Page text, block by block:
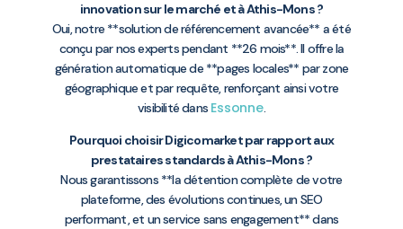
innovation sur le marché et à Athis-Mons ?
Oui, notre **solution de référencement avancée** a été
conçu par nos experts pendant **26 mois**. Il offre la
génération automatique de **pages locales** par zone
géographique et par requête, renforçant ainsi votre
visibilité dans Essonne.
Pourquoi choisir Digicomarket par rapport aux
prestataires standards à Athis-Mons ?
Nous garantissons **la détention complète de votre
plateforme, des évolutions continues, un SEO
performant, et un service sans engagement** dans